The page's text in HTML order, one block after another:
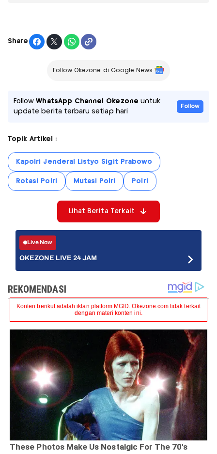
Share
Follow Okezone di Google News
FollowWhatsApp Channel Okezone untuk
update berita terbaru setiap hari
Follow
Topik Artikel :
Kapolri Jenderal Listyo Sigit Prabowo
Rotasi Polri Mutasi Polri Polri
Lihat Berita Terkait
Live Now
OKEZONE LIVE 24 JAM